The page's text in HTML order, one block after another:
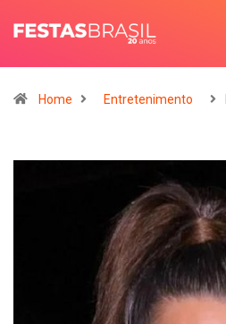
Home Entretenimento